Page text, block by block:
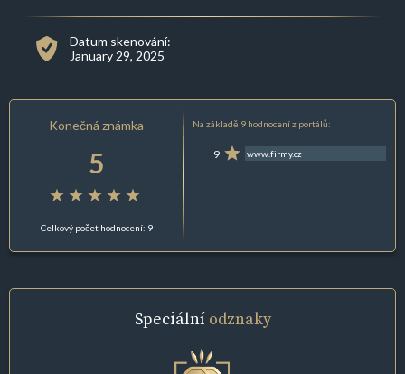
Datum skenování:
January 29, 2025
Konečná známka
5
Celkový počet hodnocení: 9
Na základě 9 hodnocení z portálů:
9 www.firmy.cz
Speciální odznaky